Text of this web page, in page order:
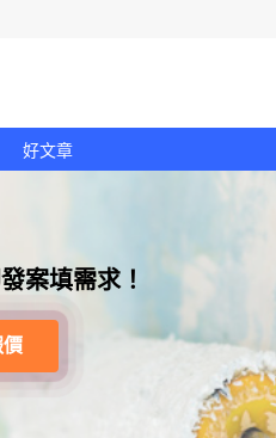
好文章
案填需求！
價